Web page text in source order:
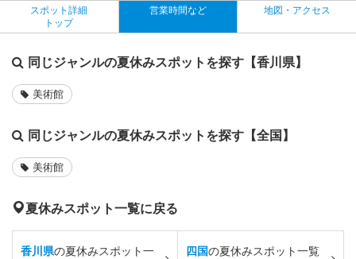
スポット詳細
トップ
営業時間など 地図・アクセス
同じジャンルの夏休みスポットを探す【香川県】
美術館
同じジャンルの夏休みスポットを探す【全国】
美術館
夏休みスポット一覧に戻る
香川県の夏休みスポット一
四国の夏休みスポット一覧